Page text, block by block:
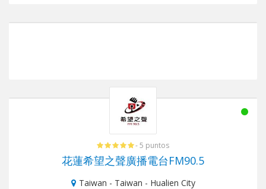
- 5 puntos
花蓮希望之聲廣播電台FM90.5
Taiwan - Taiwan - Hualien City